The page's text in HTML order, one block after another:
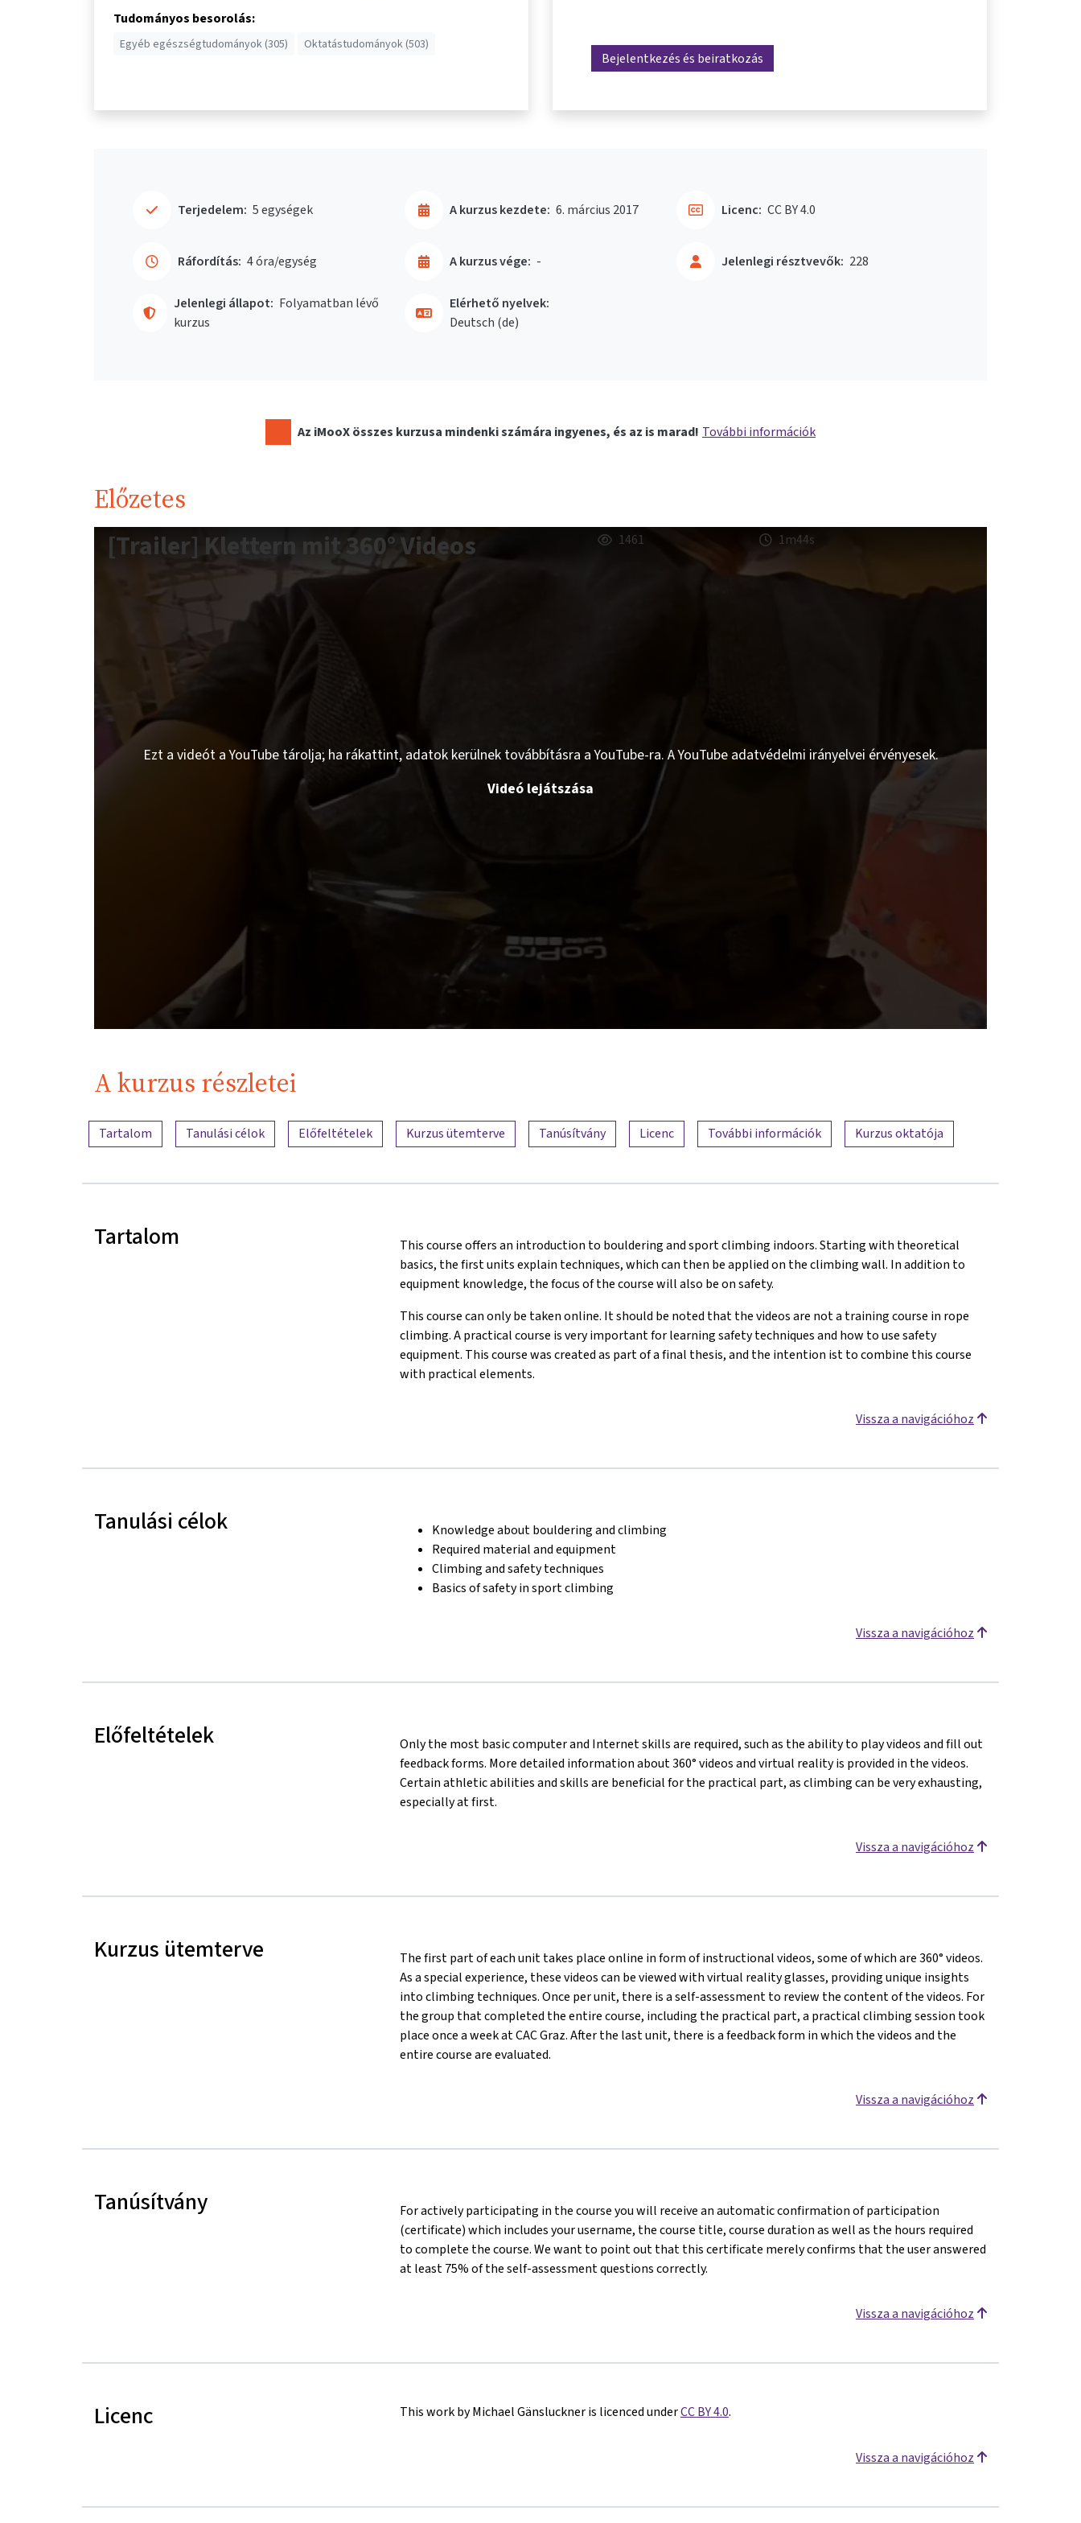
Tudományos besorolás:
Egyéb egészségtudományok (305) Oktatástudományok (503)
Bejelentkezés és beiratkozás
Terjedelem: 5 egységek
Ráfordítás: 4 óra/egység
A kurzus kezdete: 6. március 2017
A kurzus vége: -
Jelenlegi állapot: Folyamatban lévő
kurzus
Jelenlegi résztvevők: 228
Licenc: CC BY 4.0
Elérhető nyelvek:
Deutsch ‎(de)‎
Az iMooX összes kurzusa mindenki számára ingyenes, és az is marad! További információk
Előzetes
[Trailer] Klettern mit 360° Videos 1461 1m44s
Ezt a videót a YouTube tárolja; ha rákattint, adatok kerülnek továbbításra a YouTube-ra. A YouTube adatvédelmi irányelvei érvényesek.
Videó lejátszása
A kurzus részletei
A tartalom áttekintése
Tartalom Tanulási célok Előfeltételek Kurzus ütemterve Tanúsítvány Licenc További információk Kurzus oktatója
Tartalom
This course offers an introduction to bouldering and sport climbing indoors. Starting with theoretical
basics, the first units explain techniques, which can then be applied on the climbing wall. In addition to
equipment knowledge, the focus of the course will also be on safety.
This course can only be taken online. It should be noted that the videos are not a training course in rope
climbing. A practical course is very important for learning safety techniques and how to use safety
equipment. This course was created as part of a final thesis, and the intention ist to combine this course
with practical elements.
Vissza a navigációhoz
Tanulási célok
Knowledge about bouldering and climbing
Required material and equipment
Climbing and safety techniques
Basics of safety in sport climbing
Vissza a navigációhoz
Előfeltételek
Only the most basic computer and Internet skills are required, such as the ability to play videos and fill out
feedback forms. More detailed information about 360° videos and virtual reality is provided in the videos.
Certain athletic abilities and skills are beneficial for the practical part, as climbing can be very exhausting,
especially at first.
Vissza a navigációhoz
Kurzus ütemterve
The first part of each unit takes place online in form of instructional videos, some of which are 360° videos.
As a special experience, these videos can be viewed with virtual reality glasses, providing unique insights
into climbing techniques. Once per unit, there is a self-assessment to review the content of the videos. For
the group that completed the entire course, including the practical part, a practical climbing session took
place once a week at CAC Graz. After the last unit, there is a feedback form in which the videos and the
entire course are evaluated.
Vissza a navigációhoz
Tanúsítvány
For actively participating in the course you will receive an automatic confirmation of participation
(certificate) which includes your username, the course title, course duration as well as the hours required
to complete the course. We want to point out that this certificate merely confirms that the user answered
at least 75% of the self-assessment questions correctly.
Vissza a navigációhoz
Licenc This work by Michael Gänsluckner is licenced underCC BY 4.0.
Vissza a navigációhoz